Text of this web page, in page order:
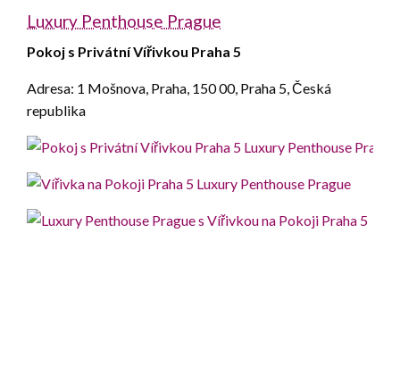
Luxury Penthouse Prague
Pokoj s Privátní Vířivkou Praha 5
Adresa: 1 Mošnova, Praha, 150 00, Praha 5, Česká
republika